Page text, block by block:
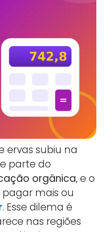
ervas subiu na
parte do
orgânica, e o
mais ou
. Esse dilema é
nas regiões